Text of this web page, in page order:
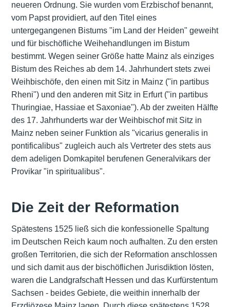
neueren Ordnung. Sie wurden vom Erzbischof benannt,
vom Papst providiert, auf den Titel eines
untergegangenen Bistums "im Land der Heiden" geweiht
und für bischöfliche Weihehandlungen im Bistum
bestimmt. Wegen seiner Größe hatte Mainz als einziges
Bistum des Reiches ab dem 14. Jahrhundert stets zwei
Weihbischöfe, den einen mit Sitz in Mainz ("in partibus
Rheni") und den anderen mit Sitz in Erfurt ("in partibus
Thuringiae, Hassiae et Saxoniae"). Ab der zweiten Hälfte
des 17. Jahrhunderts war der Weihbischof mit Sitz in
Mainz neben seiner Funktion als "vicarius generalis in
pontificalibus" zugleich auch als Vertreter des stets aus
dem adeligen Domkapitel berufenen Generalvikars der
Provikar "in spiritualibus".
Die Zeit der Reformation
Spätestens 1525 ließ sich die konfessionelle Spaltung
im Deutschen Reich kaum noch aufhalten. Zu den ersten
großen Territorien, die sich der Reformation anschlossen
und sich damit aus der bischöflichen Jurisdiktion lösten,
waren die Landgrafschaft Hessen und das Kurfürstentum
Sachsen - beides Gebiete, die weithin innerhalb der